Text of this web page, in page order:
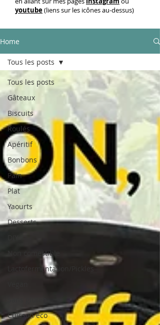
youtube(liens sur les icônes au-dessus)
Home
Tous les posts
Gâteaux
Biscuits
Roulés
Apéritif
Bonbons
Pain
Plat
Yaourts
Desserts
Non comestible
Lactofermentation/Pickles
Cuisson éco
Tous les posts